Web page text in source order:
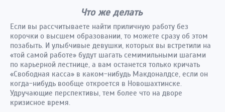
Что же делать
Если вы рассчитываете найти приличную работу без
корочки о высшем образовании, то можете сразу об этом
позабыть. И улыбчивые девушки, которых вы встретили на
«той самой работе» будут шагать семимильными шагами
по карьерной лестнице, а вам останется только кричать
«Свободная касса» в каком-нибудь Макдоналдсе, если он
когда-нибудь вообще откроется в Новошахтинске.
Удручающие перспективы, тем более что на дворе
кризисное время.